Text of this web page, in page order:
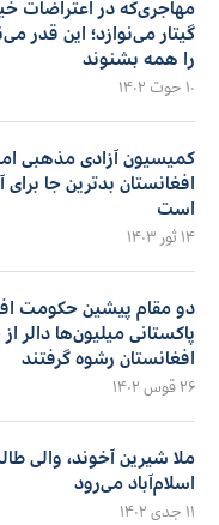
مهاجری‌که در اعتراضات
گیتار می‌نوازد؛ این قدر
را همه بشنوند
۱۰ حوت ۱۴۰۲
کمیسیون آزادی مذهبی
افغانستان بدترین جا
است
۱۴ ثور ۱۴۰۳
دو مقام پیشین حکومت
پاکستانی میلیون‌ها دالر
افغانستان رشوه گرفتند
۲۶ قوس ۱۴۰۲
ملا شیرین آخوند، والی
اسلام‌آباد می‌رود
۱۱ جدی ۱۴۰۲